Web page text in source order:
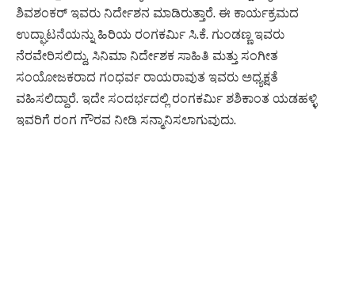
ಶಿವಶಂಕರ್ ಇವರು ನಿರ್ದೇಶನ ಮಾಡಿರುತ್ತಾರೆ. ಈ ಕಾರ್ಯಕ್ರಮದ
ಉದ್ಘಾಟನೆಯನ್ನು ಹಿರಿಯ ರಂಗಕರ್ಮಿ ಸಿ.ಕೆ. ಗುಂಡಣ್ಣ ಇವರು
ನೆರವೇರಿಸಲಿದ್ದು, ಸಿನಿಮಾ ನಿರ್ದೇಶಕ ಸಾಹಿತಿ ಮತ್ತು ಸಂಗೀತ
ಸಂಯೋಜಕರಾದ ಗಂಧರ್ವ ರಾಯರಾವುತ ಇವರು ಅಧ್ಯಕ್ಷತೆ
ವಹಿಸಲಿದ್ದಾರೆ. ಇದೇ ಸಂದರ್ಭದಲ್ಲಿ ರಂಗಕರ್ಮಿ ಶಶಿಕಾಂತ ಯಡಹಳ್ಳಿ
ಇವರಿಗೆ ರಂಗ ಗೌರವ ನೀಡಿ ಸನ್ಮಾನಿಸಲಾಗುವುದು.